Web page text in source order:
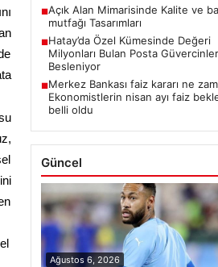
■Açık Alan Mimarisinde Kalite ve
mutfağı Tasarımları
■Hatay’da Özel Kümesinde Değeri
Milyonları Bulan Posta
Besleniyor
■Merkez Bankası faiz kararı ne
Ekonomistlerin nisan ayı faiz
belli oldu
Güncel
Ağustos 6, 2026